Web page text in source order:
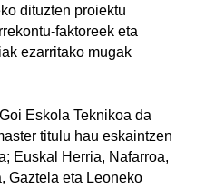
dituzten proiektu
faktoreek eta
ezarritako mugak
Eskola Teknikoa da
titulu hau eskaintzen
Euskal Herria, Nafarroa,
Gaztela eta Leoneko